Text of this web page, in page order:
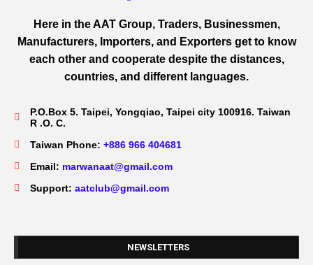
Here in the AAT Group, Traders, Businessmen,
Manufacturers, Importers, and Exporters get to know
each other and cooperate despite the distances,
countries, and different languages.
P.O.Box 5. Taipei, Yongqiao, Taipei city 100916. Taiwan
R .O. C.
Taiwan Phone: +886 966 404681
Email: marwanaat@gmail.com
Support: aatclub@gmail.com
NEWSLETTERS